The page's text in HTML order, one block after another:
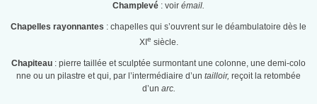
Champlevé : voir émail.
Chapelles rayonnantes : chapelles qui s’ouvrent sur le déambulatoire dès le
XI e siècle.
Chapiteau : pierre taillée et sculptée surmontant une colonne, une demi-colo
nne ou un pilastre et qui, par l’intermédiaire d’un tailloir, reçoit la retombée
d’un arc.